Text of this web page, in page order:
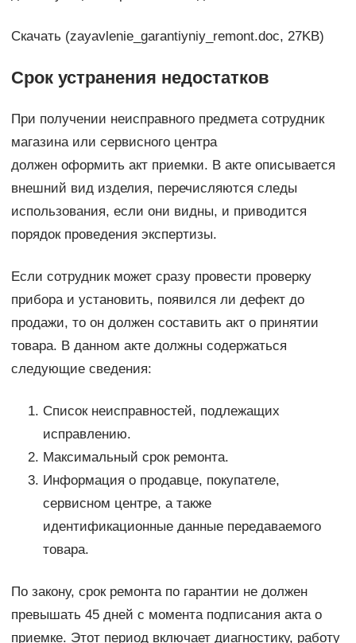
Скачать (zayavlenie_garantiyniy_remont.doc, 27KB)
Срок устранения недостатков
При получении неисправного предмета сотрудник
магазина или сервисного центра
должен оформить акт приемки. В акте описывается
внешний вид изделия, перечисляются следы
использования, если они видны, и приводится
порядок проведения экспертизы.
Если сотрудник может сразу провести проверку
прибора и установить, появился ли дефект до
продажи, то он должен составить акт о принятии
товара. В данном акте должны содержаться
следующие сведения:
Список неисправностей, подлежащих
исправлению.
Максимальный срок ремонта.
Информация о продавце, покупателе,
сервисном центре, а также
идентификационные данные передаваемого
товара.
По закону, срок ремонта по гарантии не должен
превышать 45 дней с момента подписания акта о
приемке. Этот период включает диагностику, работу